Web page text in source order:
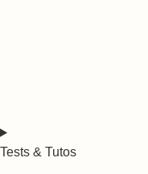
Tests & Tutos